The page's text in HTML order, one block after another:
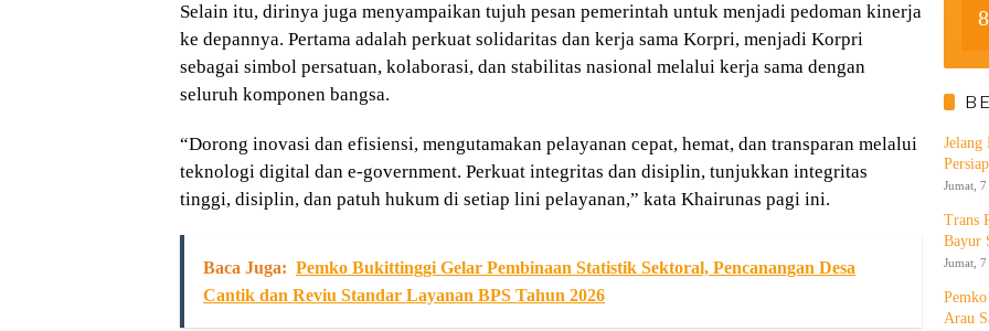
Selain itu, dirinya juga menyampaikan tujuh pesan pemerintah untuk menjadi pedoman kinerja
ke depannya. Pertama adalah perkuat solidaritas dan kerja sama Korpri, menjadi Korpri
sebagai simbol persatuan, kolaborasi, dan stabilitas nasional melalui kerja sama dengan
seluruh komponen bangsa.
“Dorong inovasi dan efisiensi, mengutamakan pelayanan cepat, hemat, dan transparan melalui
teknologi digital dan e-government. Perkuat integritas dan disiplin, tunjukkan integritas
tinggi, disiplin, dan patuh hukum di setiap lini pelayanan,” kata Khairunas pagi ini.
Baca Juga: Pemko Bukittinggi Gelar Pembinaan Statistik Sektoral, Pencanangan Desa
Cantik dan Reviu Standar Layanan BPS Tahun 2026
8
Jelang
Jumat,
Trans
Bayur
Jumat,
Arau